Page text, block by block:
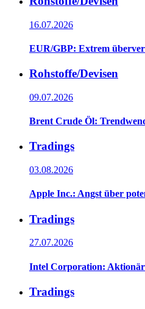
16.07.2026
EUR/GBP: Extrem
Rohstoffe/Devisen
09.07.2026
Brent Crude Öl:
Tradings
03.08.2026
Apple Inc.: Angst über
Tradings
27.07.2026
Intel Corporation:
Tradings